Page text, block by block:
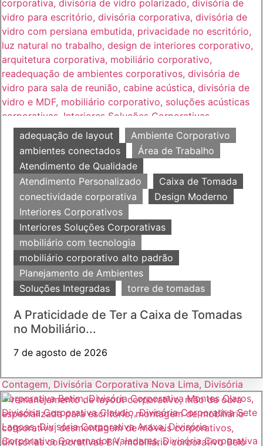
adequação de layout
Ambiente Corporativo
ambientes conectados
Área de Trabalho
Atendimento de Qualidade
Atendimento Personalizado
Caixa de Tomada
conectividade corporativa
Design Moderno
Interiores Corporativos
Interiores Soluções Corporativas
mobiliário com tecnologia
mobiliário corporativo alto padrão
Planejamento de Ambientes
Soluções Integradas
torre de tomadas
A Praticidade de Ter a Caixa de Tomadas
no Mobiliário...
7 de agosto de 2026